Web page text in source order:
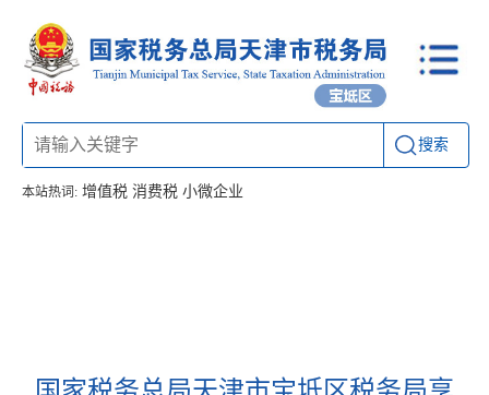
搜索
本站热词: 增值税 消费税 小微企业